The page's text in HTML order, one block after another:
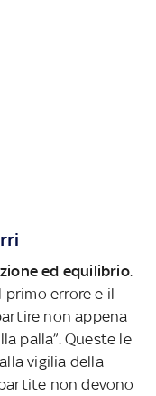
ed equilibrio.
errore e il
non appena
palla”. Queste le
vigilia della
non devono